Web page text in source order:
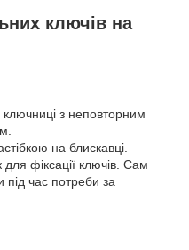
ключів на
ключниці з неповторним
на блискавці.
фіксації ключів. Сам
час потреби за